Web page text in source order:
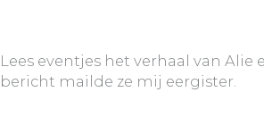
Lees eventjes het verhaal van Alie
bericht mailde ze mij eergister.